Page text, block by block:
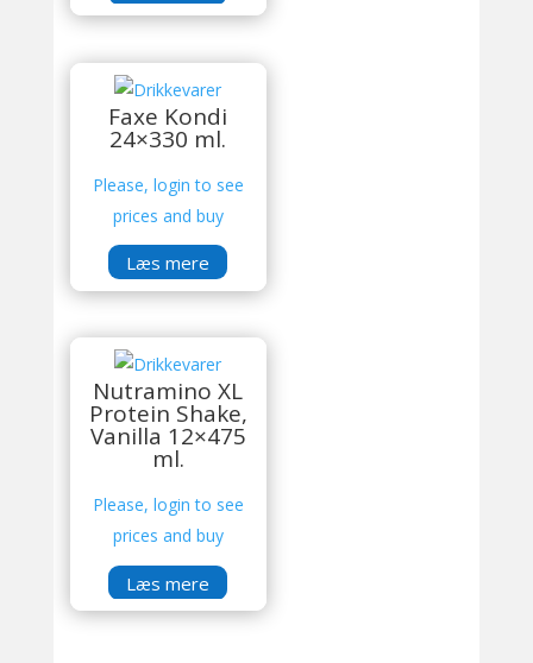
Faxe Kondi
24×330 ml.
Please, login to see
prices and buy
Læs mere
Nutramino XL
Protein Shake,
Vanilla 12×475
ml.
Please, login to see
prices and buy
Læs mere